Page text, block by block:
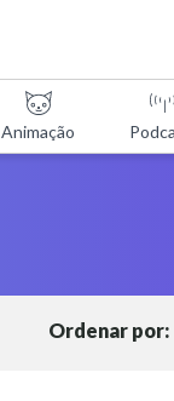
Animação
Ordenar por: